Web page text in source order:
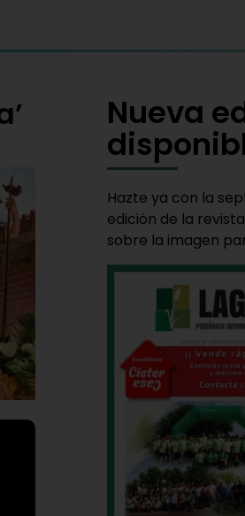
Nueva
Hazte ya con la
edición de la
sobre la imagen